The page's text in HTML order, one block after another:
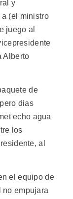
y
(el ministro
juego al
Alberto
de
dias
echo agua
los
al
el equipo de
no empujara